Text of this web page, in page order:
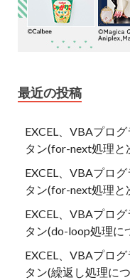
最近の投稿
EXCEL、VBAプロ
タン(for-next処理と
EXCEL、VBAプロ
タン(for-next処理と
EXCEL、VBAプロ
タン(do-loop処理に
EXCEL、VBAプロ
タン(繰返し処理に